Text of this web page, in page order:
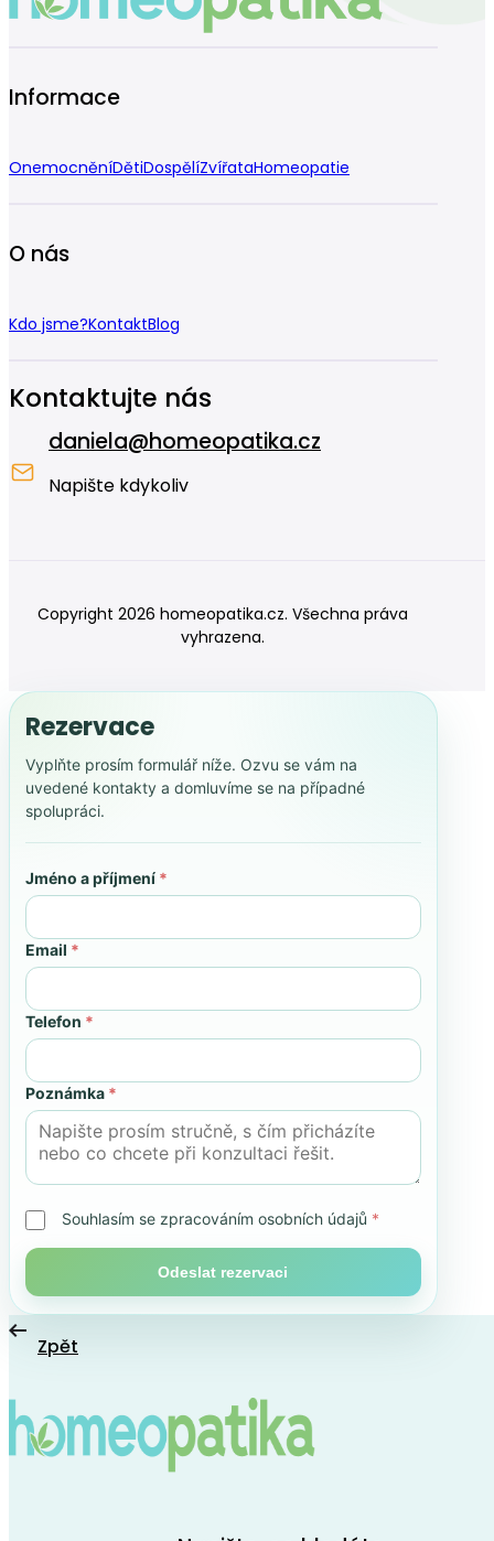
Informace
OnemocněníDětiDospělíZvířataHomeopatie
O nás
Kdo jsme?KontaktBlog
Kontaktujte nás
daniela@homeopatika.cz
Napište kdykoliv
Copyright 2026 homeopatika.cz. Všechna práva
vyhrazena.
Rezervace
Vyplňte prosím formulář níže. Ozvu se vám na
uvedené kontakty a domluvíme se na případné
spolupráci.
Jméno a příjmení *
Email *
Telefon *
Poznámka *
Souhlasím se zpracováním osobních údajů *
Odeslat rezervaci
Zpět